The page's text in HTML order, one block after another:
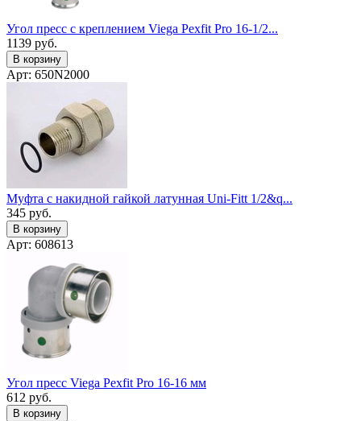
Угол пресс с креплением Viega Pexfit Pro 16-1/2...
1139 руб.
В корзину
Арт: 650N2000
Муфта с накидной гайкой латунная Uni-Fitt 1/2&q...
345 руб.
В корзину
Арт: 608613
Угол пресс Viega Pexfit Pro 16-16 мм
612 руб.
В корзину